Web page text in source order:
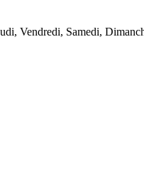
Vendredi, Samedi,